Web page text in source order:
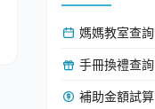
媽媽教室查詢
手冊換禮查詢
補助金額試算